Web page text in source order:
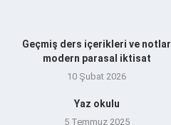
Geçmiş ders içerikleri ve notlar
modern parasal iktisat
10 Şubat 2026
Yaz okulu
5 Temmuz 2025